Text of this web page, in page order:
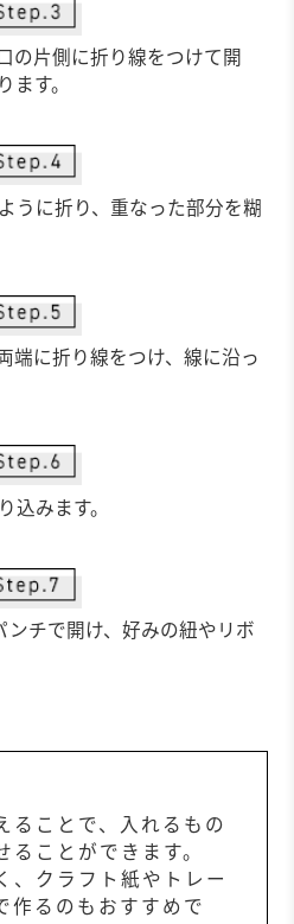
の片側に折り線をつけて開
す。
うに折り、重なった部分を糊
端に折り線をつけ、線に沿っ
込みます。
チで開け、好みの紐やリボ
ることで、入れるもの
ことができます。
、クラフト紙やトレー
作るのもおすすめで